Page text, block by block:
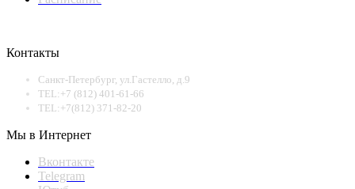
Контакты
Санкт-Петербург, ул.Гастелло, д.9
TEL:+7 (812) 401-61-66
TEL:+7(812) 371-82-20
Мы в Интернет
Вконтакте
Telegram